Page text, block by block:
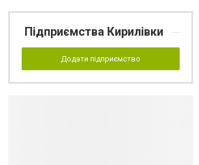
Підприємства Кирилівки
Додати підприємство